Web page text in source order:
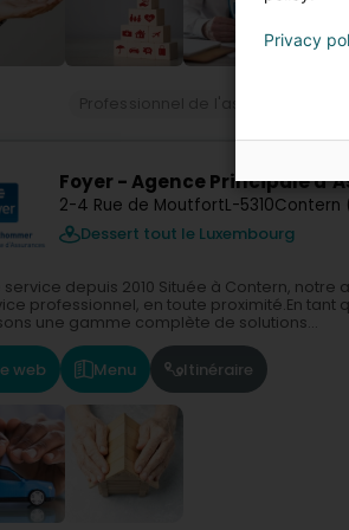
Foyer - Agence Principale
2-4 Rue de MoutfortL-5310Contern
Dessert tout le Luxembourg
service depuis 2010 Située à Contern,
professionnel, en toute proximité.En tant
une gamme complète de solutions...
web Menu Itinéraire
Privacy